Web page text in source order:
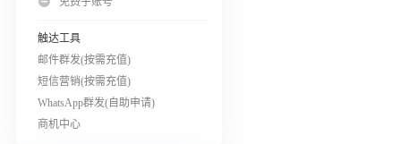
触达工具
邮件群发(按需充值)
短信营销(按需充值)
WhatsApp群发(自助申请)
商机中心